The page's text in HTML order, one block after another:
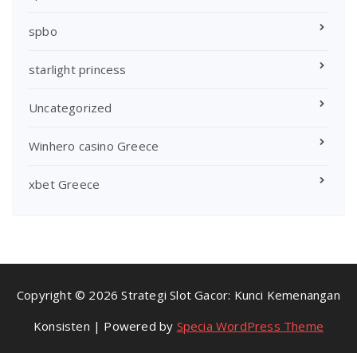
spbo
starlight princess
Uncategorized
Winhero casino Greece
xbet Greece
Copyright © 2026 Strategi Slot Gacor: Kunci Kemenangan
Konsisten | Powered by Specia WordPress Theme